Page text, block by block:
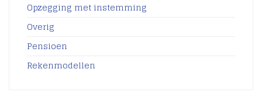
Opzegging met instemming
Overig
Pensioen
Rekenmodellen